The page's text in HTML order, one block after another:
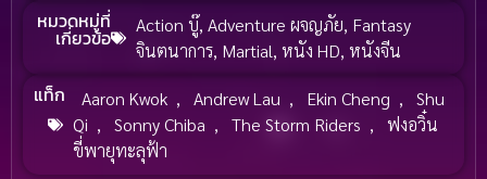
หมวดหมู่ที่
เกี่ยวข้อ
Action บู๊,Adventure ผจญภัย, Fantasy
จินตนาการ, Martial,หนัง HD,หนังจีน
แท็ก Aaron Kwok , Andrew Lau , Ekin Cheng ,
Shu
Qi , Sonny Chiba , The Storm Riders ,
ฟงอวิ๋น
ขี่พายุทะลุฟ้า